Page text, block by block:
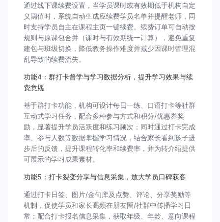
通过线下课续费设置，当学员课时或有效期低于机构自定
义阈值时，系统自动生成应续费学员名单并提醒老师，同
时支持学员自主在课程主页一键续费。续费订单可自动按
规则与原课包合并（课时与有效期统一计算），避免重复
建包与班级切换，降低教务操作难度并减少因课时管理混
乱导致的续费流失。
功能4：群打卡督学与学习数据分析，提升学习效果与续
费意愿
基于群打卡功能，机构可设计每日一练、口语打卡等社群
互动式学习任务，配合多种参与方式和积分/优惠券奖
励，显著提升学员活跃度和练习频次；同时通过打卡完成
率、参与人数等数据掌握学习情况，结合家长看到孩子进
步后的反馈，提升课程转化率和续费率，并为转介绍提供
可展示的学习成果素材。
功能5：打卡裂变分享与信息采集，放大学员口碑获客
通过打卡日签、图片/金句库及点赞、评论、分享奖励等
机制，促使学员和家长高频在朋友圈/社群中传播学习日
常；配合打卡报名信息采集，获取年级、年龄、意向课程